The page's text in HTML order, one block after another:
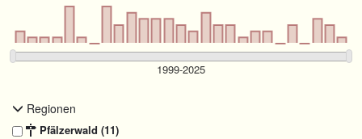
Regionen
Pfälzerwald (11)